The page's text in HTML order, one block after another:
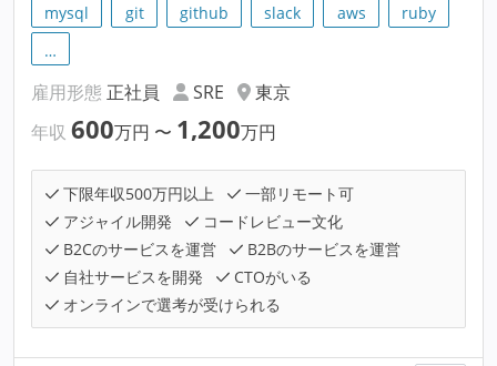
mysql git github slack aws
ruby
…
雇用形態 正社員 SRE
東京
年収 600万円 〜 1,200万円
下限年収500万円以上
一部リモート可
アジャイル開発
コードレビュー文化
B2Cのサービスを運営
B2Bのサービスを運営
自社サービスを開発
CTOがいる
オンラインで選考が受けられる